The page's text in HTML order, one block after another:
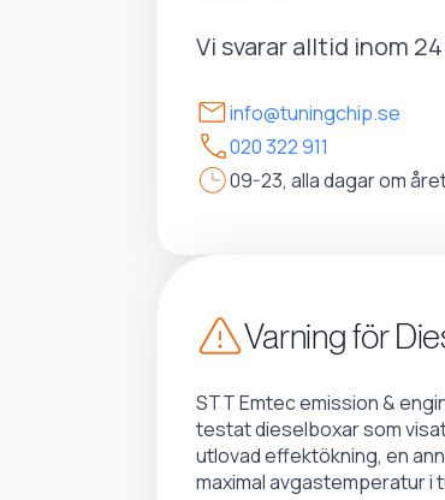
Vi svarar alltid inom
info@tuningchip.se
020 322 911
09-23, alla dagar om
Varning för
STT Emtec emission &
testat dieselboxar som
utlovad effektökning, en
maximal avgastemperatur